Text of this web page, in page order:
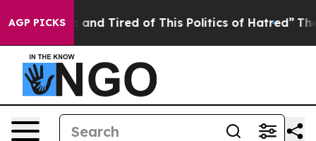
AGP PICKS
Sick and Tired of This Politics of Hatred” The Story